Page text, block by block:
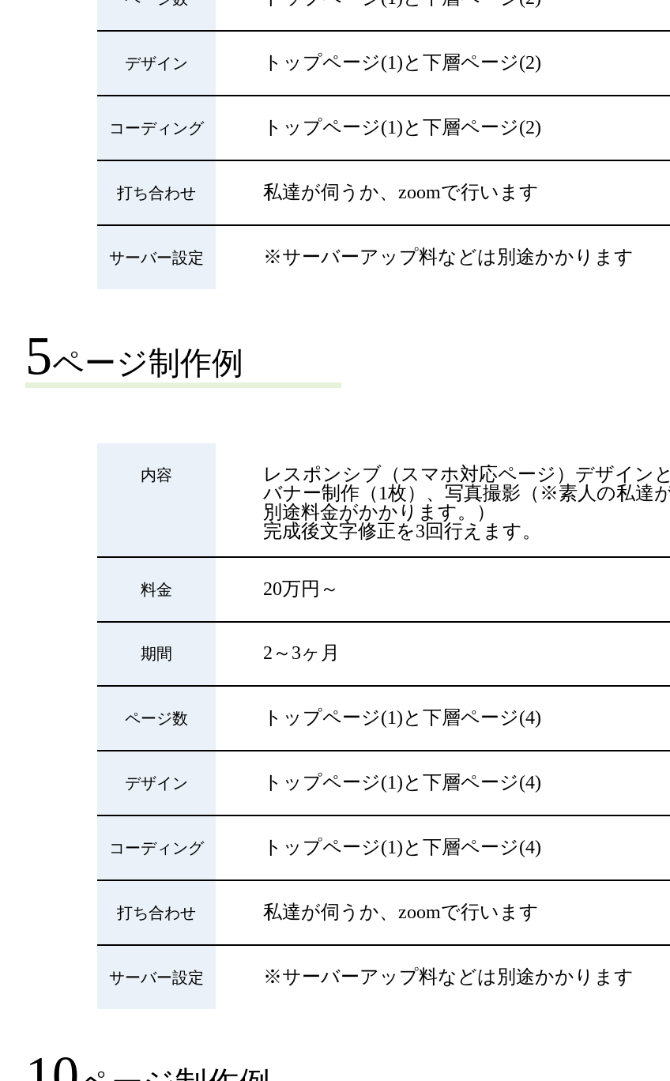
デザイン トップページ(1)と下層ページ(2)
コーディング トップページ(1)と下層ページ(2)
打ち合わせ 私達が伺うか、zoomで行います
サーバー設定 ※サーバーアップ料などは別途かかります
5ページ制作例
内容 レスポンシブ（スマホ対応ページ） デザイン
バナー制作（1枚）、 写真撮影（※素人の私達が
別途料金がかかります。）
完成後文字修正を3回行えます。
料金 20万円～
期間 2～3ヶ月
ページ数 トップページ(1)と下層ページ(4)
デザイン トップページ(1)と下層ページ(4)
コーディング トップページ(1)と下層ページ(4)
打ち合わせ 私達が伺うか、zoomで行います
サーバー設定 ※サーバーアップ料などは別途かかります